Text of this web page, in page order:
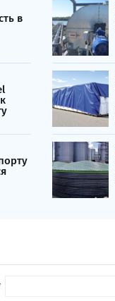
в